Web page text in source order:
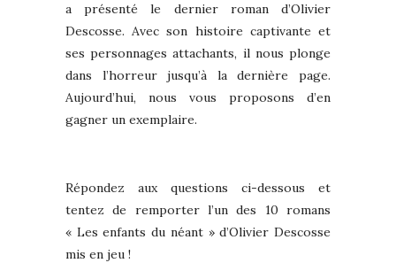
a présenté le dernier roman d’Olivier
Descosse. Avec son histoire captivante et
ses personnages attachants, il nous plonge
dans l’horreur jusqu’à la dernière page.
Aujourd’hui, nous vous proposons d’en
gagner un exemplaire.
Répondez aux questions ci-dessous et
tentez de remporter l’un des 10 romans
« Les enfants du néant » d’Olivier Descosse
mis en jeu !